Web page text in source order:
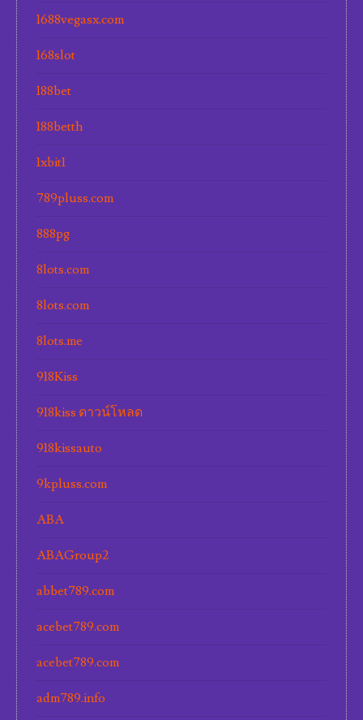
1688vegasx.com
168slot
188bet
188betth
1xbit1
789pluss.com
888pg
8lots.com
8lots.com
8lots.me
918Kiss
918kiss ดาวน์โหลด
918kissauto
9kpluss.com
ABA
ABAGroup2
abbet789.com
acebet789.com
acebet789.com
adm789.info